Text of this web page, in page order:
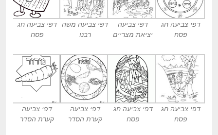
דפי צביעה חג
פסח
דפי צביעה
יציאת מצריים
דפי צביעה משה
רבנו
דפי צביעה חג
פסח
דפי צביעה חג
פסח
דפי צביעה חג
פסח
דפי צביעה
קערת הסדר
דפי צביעה
קערת הסדר